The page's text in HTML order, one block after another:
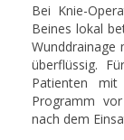
Bei Knie-
Beines lokal
Wunddrainage
überflüssig.
Patienten
Programm
nach dem